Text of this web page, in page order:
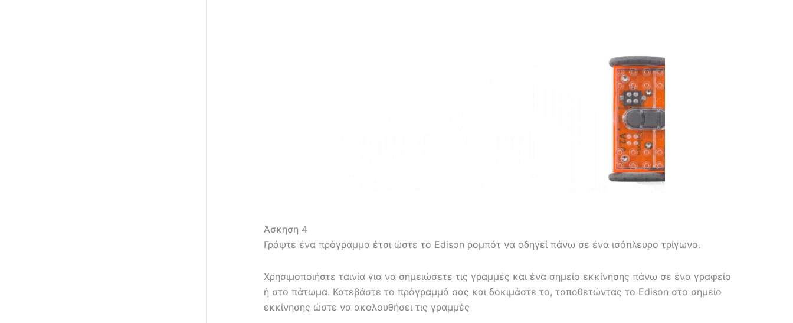
Άσκηση 4
Γράψτε ένα πρόγραμμα έτσι ώστε το Edison ρομπότ να οδηγεί πάνω σε ένα ισόπλευρο τρίγωνο.
Χρησιμοποιήστε ταινία για να σημειώσετε τις γραμμές και ένα σημείο εκκίνησης πάνω σε ένα γραφείο
ή στο πάτωμα. Κατεβάστε το πρόγραμμά σας και δοκιμάστε το, τοποθετώντας το Edison στο σημείο
εκκίνησης ώστε να ακολουθήσει τις γραμμές